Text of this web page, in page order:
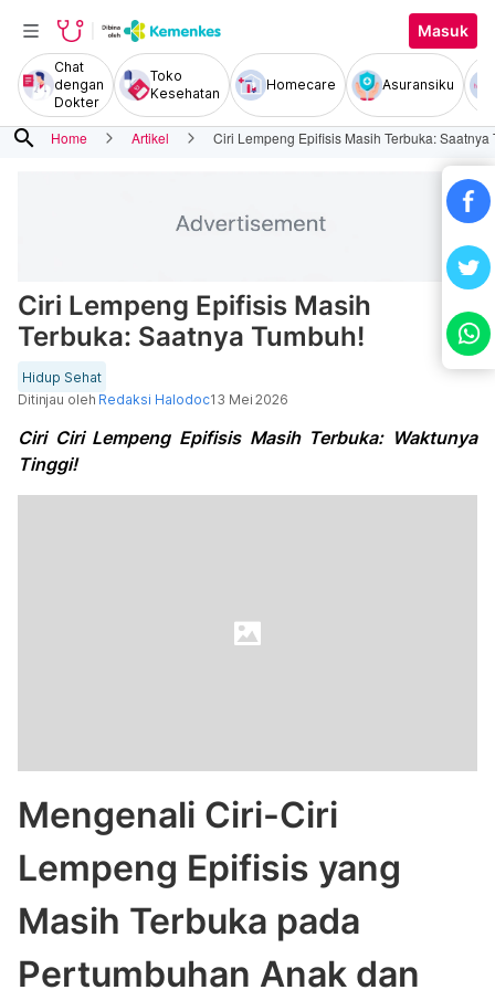
Masuk
Chat
dengan
Dokter
Toko
Kesehatan
Homecare Asuransiku
search Home Artikel Ciri Lempeng Epifisis Masih Terbuka: Saatnya
Ciri Lempeng Epifisis Masih
Terbuka: Saatnya Tumbuh!
Hidup Sehat
Ditinjau oleh Redaksi Halodoc13 Mei 2026
Ciri Ciri Lempeng Epifisis Masih Terbuka: Waktunya
Tinggi!
Mengenali Ciri-Ciri
Lempeng Epifisis yang
Masih Terbuka pada
Pertumbuhan Anak dan